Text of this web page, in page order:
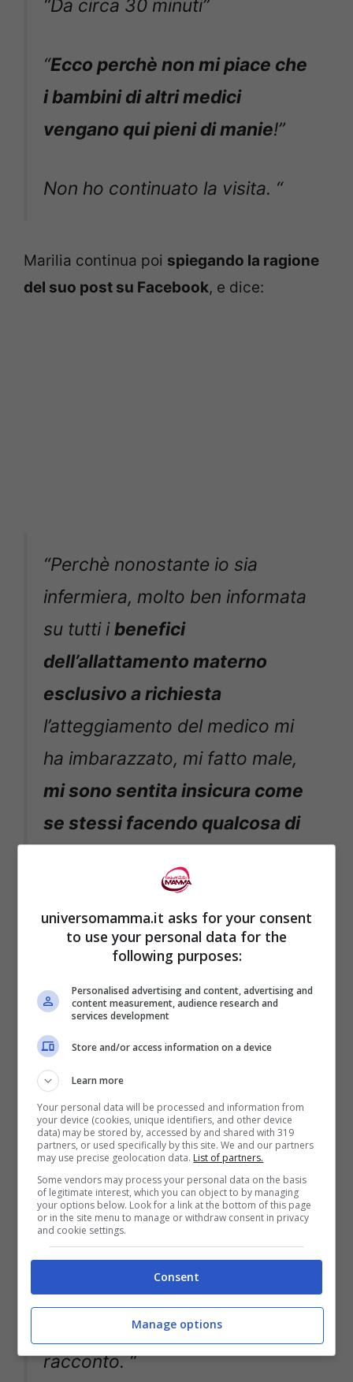
“Da circa 30 minuti”
“Ecco perchè non mi piace che
i bambini di altri medici
vengano qui pieni di manie!”
Non ho continuato la visita. “
Marilia continua poi spiegando la ragione
del suo post su Facebook, e dice:
“Perchè nonostante io sia
infermiera, molto ben informata
su tutti ibenefici
dell’allattamento materno
esclusivo a richiesta
l’atteggiamento del medico mi
ha imbarazzato, mi fatto male,
mi sono sentita insicura come
se stessi facendo qualcosa di
Nonostante mi sia sentita così,
ciò non cambierà il mio modo
e questo perché io sono
ben informata ed anche molto
sostenuta.
Ma so che ilcomportamento di
quel medico può impedire ad
altre madri di allattare al seno,
di seguire il loro istinto così
strettamente legato al loro
bambino, ed è per questo che
sto pubblicando questo
racconto. “
universomamma.it asks for your consent
to use your personal data for the
following purposes:
Personalised advertising and content, advertising and
content measurement, audience research and
services development
Store and/or access information on a device
Learn more
Your personal data will be processed and information from
your device (cookies, unique identifiers, and other device
data) may be stored by, accessed by and shared with 319
partners, or used specifically by this site. We and our partners
may use precise geolocation data. List of partners.
Some vendors may process your personal data on the basis
of legitimate interest, which you can object to by managing
your options below. Look for a link at the bottom of this page
or in the site menu to manage or withdraw consent in privacy
and cookie settings.
Consent
Manage options